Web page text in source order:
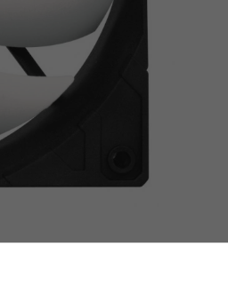
hałasu jest silnik. Silnik